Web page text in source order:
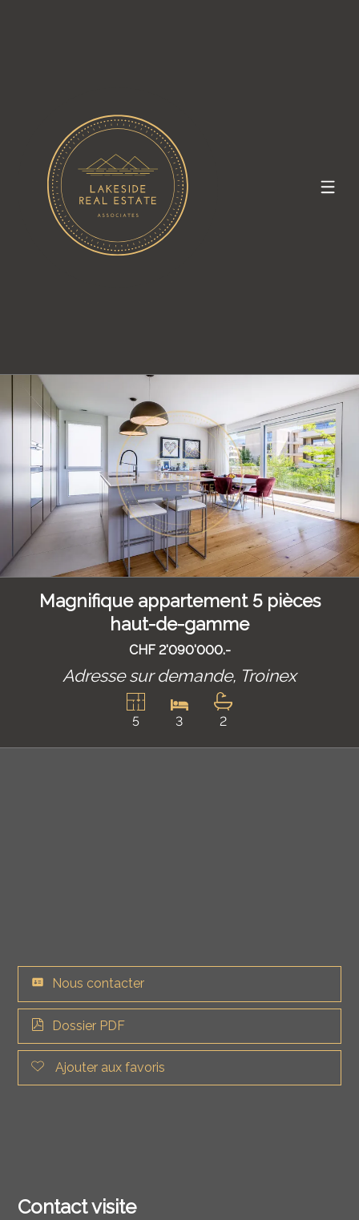
Magnifique appartement 5 pièces
haut-de-gamme
CHF 2'090'000.-
Adresse sur demande, Troinex
5 3 2
Nous contacter
Dossier PDF
Ajouter aux favoris
Contact visite